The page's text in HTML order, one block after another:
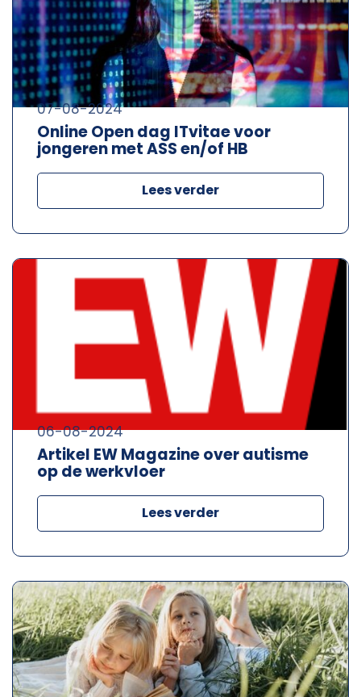
Online Open dag ITvitae voor
jongeren met ASS en/of HB
07-08-2024
Lees verder
Artikel EW Magazine over autisme
op de werkvloer
06-08-2024
Lees verder